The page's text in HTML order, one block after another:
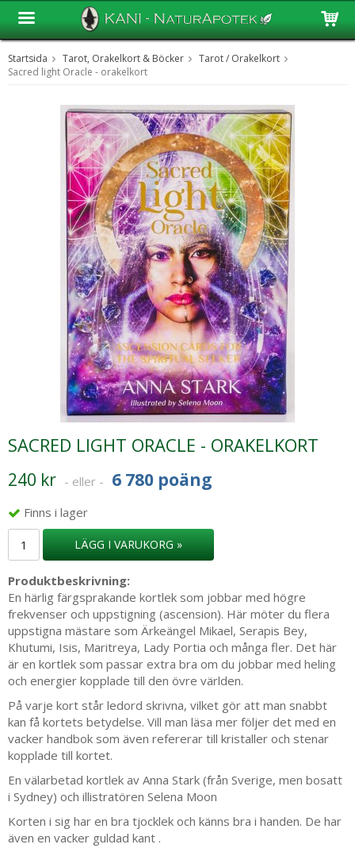
Produkten har blivit tillagd i varukorgen
Startsida Tarot, Orakelkort & Böcker
Tarot / Orakelkort
Sacred light Oracle - orakelkort
SACRED LIGHT ORACLE - ORAKELKORT
240 kr - eller - 6 780 poäng
Finns i lager
LÄGG I VARUKORG »
Produktbeskrivning:
En härlig färgsprakande kortlek som jobbar med högre
frekvenser och uppstigning (ascension). Här möter du flera
uppstigna mästare som Ärkeängel Mikael, Serapis Bey,
Khutumi, Isis, Maritreya, Lady Portia och många fler. Det här
är en kortlek som passar extra bra om du jobbar med heling
och energier kopplade till den övre världen.
På varje kort står ledord skrivna, vilket gör att man snabbt
kan få kortets betydelse. Vill man läsa mer följer det med en
vacker handbok som även refererar till kristaller och stenar
kopplade till kortet.
En välarbetad kortlek av Anna Stark (från Sverige, men bosatt
i Sydney) och illistratören Selena Moon
Korten i sig har en bra tjocklek och känns bra i handen. De har
även en vacker guldad kant .